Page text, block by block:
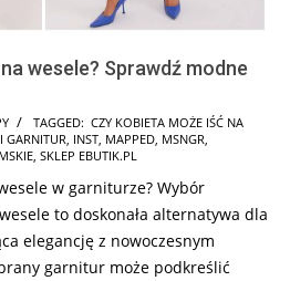
wesele? Sprawdź modne
TAGGED: CZY KOBIETA MOŻE IŚĆ NA
GARNITUR INST MAPPED MSNGR
SKLEP EBUTIK.PL
w garniturze? Wybór
to doskonała alternatywa dla
elegancję z nowoczesnym
garnitur może podkreślić